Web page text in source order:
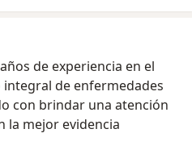
de experiencia en el
de enfermedades
con brindar una atención
la mejor evidencia